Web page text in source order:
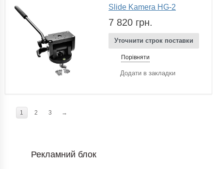
Slide Kamera HG-2
7 820 грн.
Уточнити строк поставки
Порівняти
Додати в закладки
1 2 3 →
Рекламний блок